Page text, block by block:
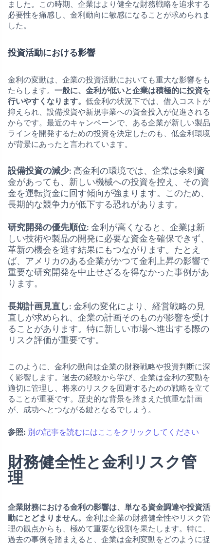
ました。この時期、企業はより健全な財務戦略を追求する
必要性を痛感し、金利動向に敏感になることが求められま
した。
投資活動における影響
金利の変動は、企業の投資活動においても重大な影響をも
たらします。 一般に、金利が低いと企業は積極的に投資を
行いやすくなります。 低金利の状況下では、借入コストが
抑えられ、設備投資や新規事業への資金投入が促進される
からです。最近のキャンペーンで、ある企業が新しい製品
ラインを開発するための投資を決定したのも、低金利環境
が背景にあったと言われています。
設備投資の減少: 高金利の環境では、企業は余剰資
金があっても、新しい機械への投資を控え、その資
金を運転資金に回す傾向が強まります。このため、
長期的な競争力が低下する恐れがあります。
研究開発の優先順位: 金利が高くなると、企業は新
しい技術や製品の開発に必要な資金を確保できず、
革新の機会を逃す結果にもつながります。たとえ
ば、アメリカのある企業がかつて金利上昇の影響で
重要な研究開発を中止せざるを得なかった事例があ
ります。
長期計画見直し: 金利の変化により、経営戦略の見
直しが求められ、企業の計画そのものが影響を受け
ることがあります。特に新しい市場へ進出する際の
リスク評価が重要です。
このように、金利の動向は企業の財務戦略や投資判断に深
く影響します。過去の経験から学び、企業は金利の変動を
適切に管理し、将来のリスクを回避するための戦略を立て
ることが重要です。歴史的な背景を踏まえた慎重な計画
が、成功へとつながる鍵となるでしょう。
参照: 別の記事を読むにはここをクリックしてください
財務健全性と金利リスク管
理
企業財務における金利の影響は、単なる資金調達や投資活
動にとどまりません。 金利は企業の財務健全性やリスク管
理の観点からも、極めて重要な役割を果たします。特に、
過去の事例を踏まえると、企業は金利変動をどのように捉